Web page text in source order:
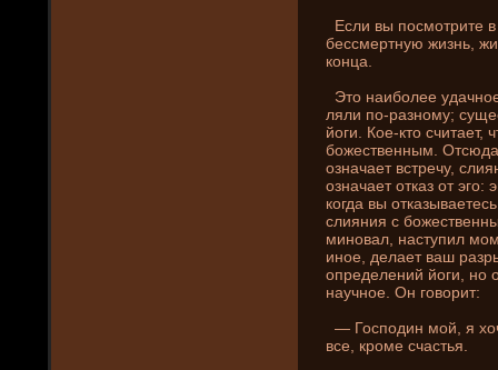
Если вы посмотрите
бессмертную жизнь,
конца.
Это наиболее
ляли по-разному;
йоги. Кое-кто считает,
божественным.
означает встречу,
означает отказ от эго:
когда вы
слияни­я с
миновал, наступил
иное, де­лает ваш
опреде­лени­й йоги,
научное. Он говорит:
— Госпοдин мой, я
все, кроме счастья.